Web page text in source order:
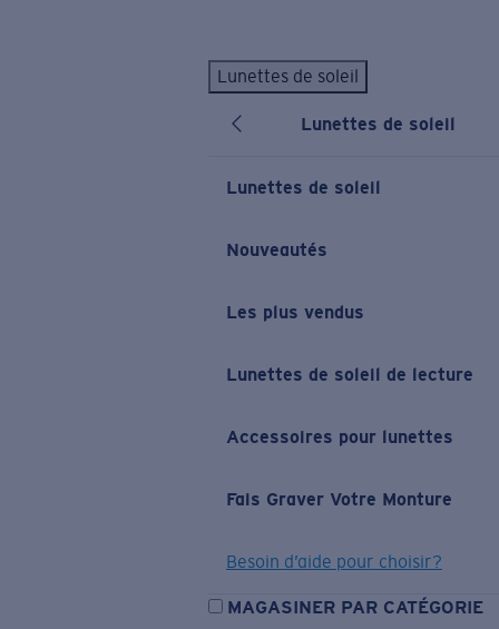
Lunettes de soleil
Lunettes de soleil
Lunettes de soleil
Nouveautés
Les plus vendus
Lunettes de soleil de lecture
Accessoires pour lunettes
Fais Graver Votre Monture
Besoin d’aide pour choisir?
MAGASINER PAR CATÉGORIE
LES PLUS RECHERCHÉS
Lunettes de soleil personnalisées Nouveau